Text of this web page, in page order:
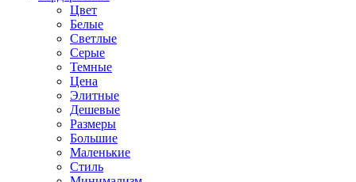
Цвет
Белые
Светлые
Серые
Темные
Цена
Элитные
Дешевые
Размеры
Большие
Маленькие
Стиль